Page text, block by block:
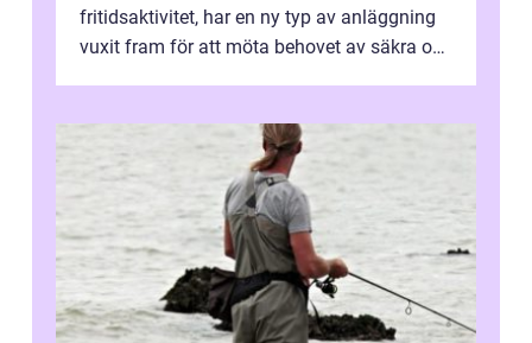
fritidsaktivitet, har en ny typ av anläggning
vuxit fram för att möta behovet av säkra och